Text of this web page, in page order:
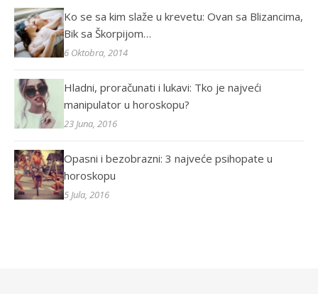
Ko se sa kim slaže u krevetu: Ovan sa Blizancima,
Bik sa Škorpijom…
6 Oktobra, 2014
Hladni, proračunati i lukavi: Tko je najveći
manipulator u horoskopu?
23 Juna, 2016
Opasni i bezobrazni: 3 najveće psihopate u
horoskopu
5 Jula, 2016